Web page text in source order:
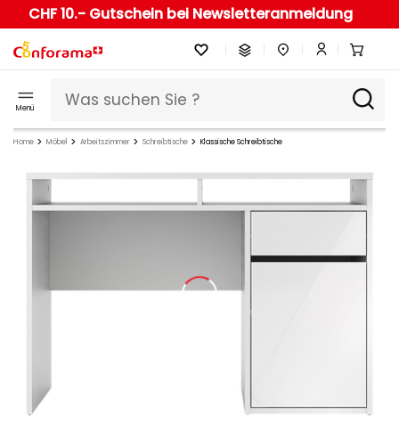
CHF 10.- Gutschein bei Newsletteranmeldung
Menü
Home Möbel Arbeitszimmer Schreibtische Klassische Schreibtische